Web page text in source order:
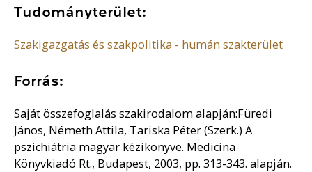
Tudományterület:
Szakigazgatás és szakpolitika - humán szakterület
Forrás:
Saját összefoglalás szakirodalom alapján:Füredi
János, Németh Attila, Tariska Péter (Szerk.) A
pszichiátria magyar kézikönyve. Medicina
Könyvkiadó Rt., Budapest, 2003, pp. 313-343. alapján.